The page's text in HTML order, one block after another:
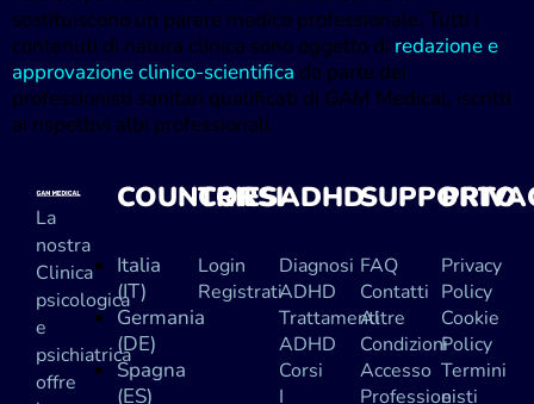
sostituiscono un parere medico professionale. Tutti i
contenuti di natura clinica sono oggetto di redazione e
approvazione clinico-scientifica da parte dei
professionisti sanitari qualificati di GAM Medical, iscritti
ai rispettivi albi professionali.
La
nostra
Clinica
psicologica
e
psichiatrica
offre
COUNTRIES
Italia
(IT)
Germania
(DE)
Spagna
(ES)
CORSI
Login
Registrati
ADHD
Diagnosi
ADHD
Trattamenti
ADHD
Corsi
I
SUPPORTO
FAQ
Contatti
Altre
Condizioni
Accesso
Professionisti
Privacy
Policy
Cookie
Policy
Termini
e